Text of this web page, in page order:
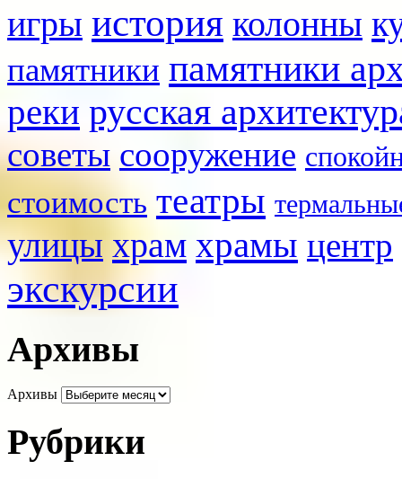
игры история колонны
памятники памятники
реки русская
советы сооружение
стоимость театры
улицы храм храмы центр
экскурсии
Архивы
Архивы
Рубрики